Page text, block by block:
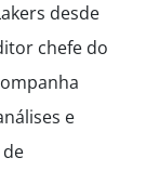
desde
chefe do
e